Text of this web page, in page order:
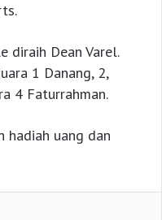
diraih Dean Varel.
1 Danang, 2,
4 Faturrahman.
hadiah uang dan